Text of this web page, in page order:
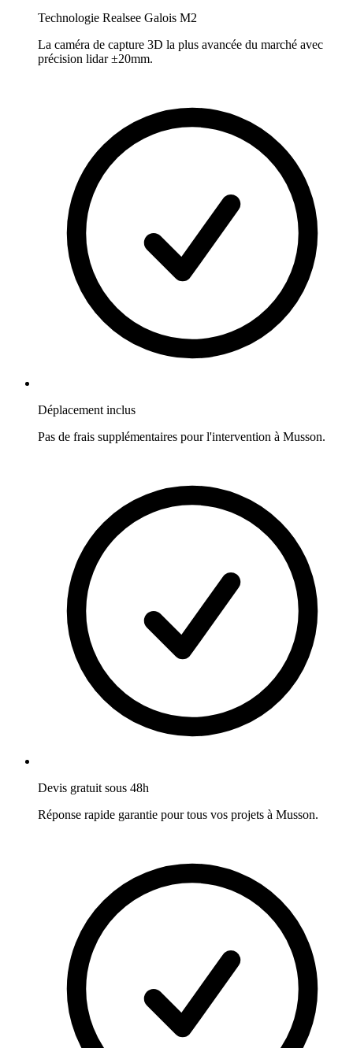
Technologie Realsee Galois M2
La caméra de capture 3D la plus avancée du marché avec
précision lidar ±20mm.
Déplacement inclus
Pas de frais supplémentaires pour l'intervention à Musson.
Devis gratuit sous 48h
Réponse rapide garantie pour tous vos projets à Musson.